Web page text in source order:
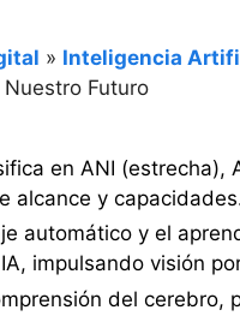
» Inteligencia
Futuro
en ANI (estrecha),
alcance y
automático y el
impulsando visión
del cerebro,